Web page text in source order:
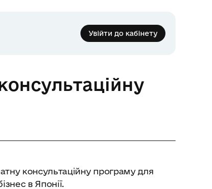
Увійти до кабінету
консультаційну програму для
в Японії.